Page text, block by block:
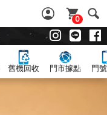
0
舊機回收 門市據點 門